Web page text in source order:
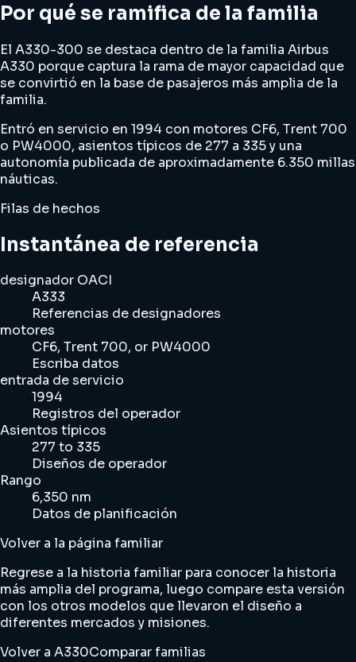
Por qué se ramifica de la familia
El A330-300 se destaca dentro de la familia Airbus
A330 porque captura la rama de mayor capacidad que
se convirtió en la base de pasajeros más amplia de la
familia.
Entró en servicio en 1994 con motores CF6, Trent 700
o PW4000, asientos típicos de 277 a 335 y una
autonomía publicada de aproximadamente 6.350 millas
náuticas.
Filas de hechos
Instantánea de referencia
designador OACI
A333
Referencias de designadores
motores
CF6, Trent 700, or PW4000
Escriba datos
entrada de servicio
1994
Registros del operador
Asientos típicos
277 to 335
Diseños de operador
Rango
6,350 nm
Datos de planificación
Volver a la página familiar
Regrese a la historia familiar para conocer la historia
más amplia del programa, luego compare esta versión
con los otros modelos que llevaron el diseño a
diferentes mercados y misiones.
Volver a A330Comparar familias